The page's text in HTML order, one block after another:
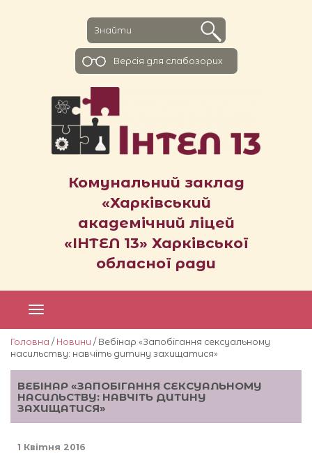
Комунальний заклад
«Харківський
академічний ліцей
«ІНТЕЛ 13» Харківської
обласної ради
Версiя для слабозорих
Головна / Новини / Вебінар «Запобігання сексуальному
насильству: навчіть дитину захищатися»
ВЕБІНАР «ЗАПОБІГАННЯ СЕКСУАЛЬНОМУ
НАСИЛЬСТВУ: НАВЧІТЬ ДИТИНУ
ЗАХИЩАТИСЯ»
1 Квітня 2016